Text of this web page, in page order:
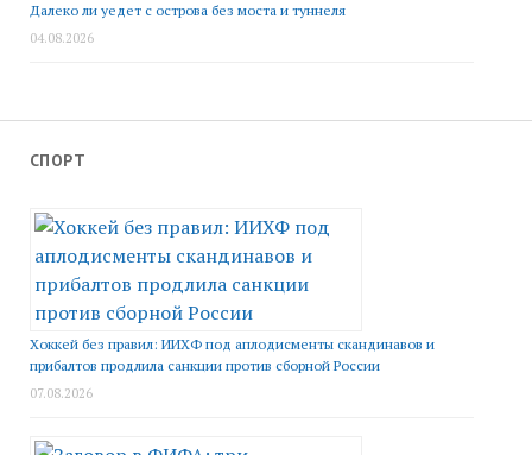
Далеко ли уедет с острова без моста и туннеля
04.08.2026
СПОРТ
Хоккей без правил: ИИХФ под аплодисменты скандинавов и
прибалтов продлила санкции против сборной России
07.08.2026